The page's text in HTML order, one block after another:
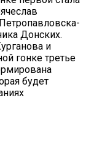
Донских.
и
гонке третье
будет